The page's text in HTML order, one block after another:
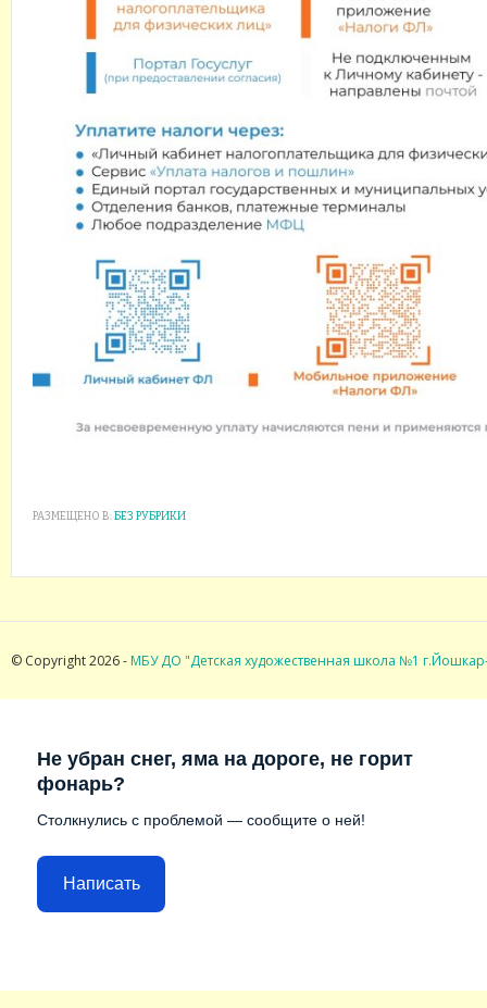
РАЗМЕЩЕНО В:БЕЗ РУБРИКИ
© Copyright 2026 -МБУ ДО "Детская художественная школа №1
Не убран снег, яма на дороге, не горит
фонарь?
Столкнулись с проблемой — сообщите о ней!
Написать